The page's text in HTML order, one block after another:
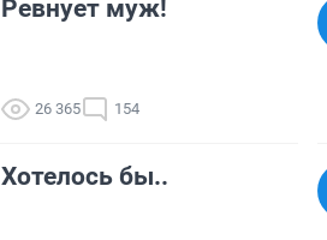
Ревнует муж!
26 365 154
Хотелось бы..